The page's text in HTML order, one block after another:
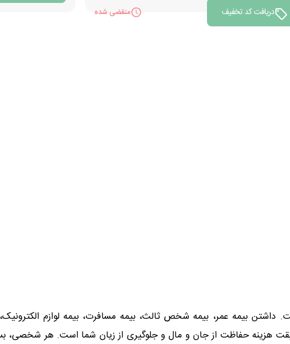
دریافت کد تخفیف
منقضی شده
داشتن بیمه عمر، بیمه شخص ثالث، بیمه مسافرت، بیمه لوازم
هزینه حفاظت از جان و مال و جلوگیری از زیان شما است. هر شخصی،